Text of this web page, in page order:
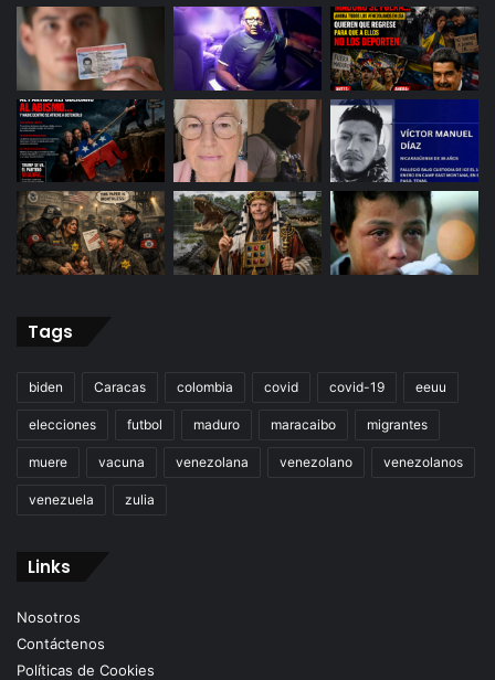
Tags
biden Caracas colombia covid covid-19 eeuu
elecciones futbol maduro maracaibo migrantes
muere vacuna venezolana venezolano venezolanos
venezuela zulia
Links
Nosotros
Contáctenos
Políticas de Cookies